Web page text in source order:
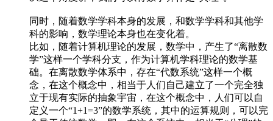
同时，随着数学学科本身的发展，和数学学科和其他学
科的影响，数学理论本身也在变化着。
比如，随着计算机理论的发展，数学中，产生了“离散数
学”这样一个学科分支，作为计算机学科理论的数学基
础。在离散数学体系中，存在“代数系统”这样一个概
念，在这个概念中，相当于人们自己建立了一个完全独
立于现有实际的抽象宇宙，在这个概念中，人们可以自
定义一个“1+1=3”的数学系统，其中的运算规则，可以完